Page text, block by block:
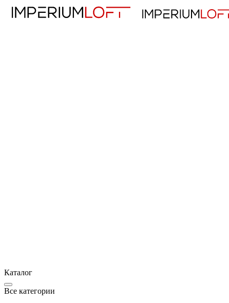
Каталог
Все категории